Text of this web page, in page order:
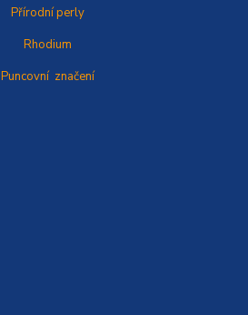
Přírodní perly
Rhodium
Puncovní značení